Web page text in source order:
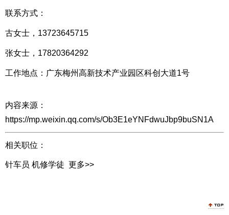
联系方式：
古女士，13723645715
张女士，17820364292
工作地点：广东梅州高新技术产业园区科创大道1号
内容来源：
https://mp.weixin.qq.com/s/Ob3E1eYNFdwuJbp9buSN1A
相关职位：
针车员 机修学徒 更多>>